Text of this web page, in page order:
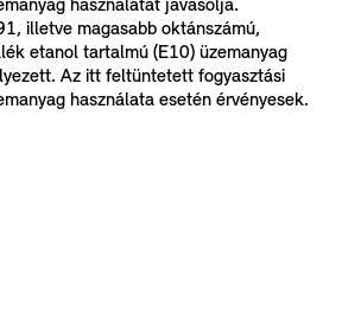
használatát javasolja.
illetve magasabb oktánszámú,
etanol tartalmú (E10) üzemanyag
Az itt feltüntetett fogyasztási
használata esetén érvényesek.